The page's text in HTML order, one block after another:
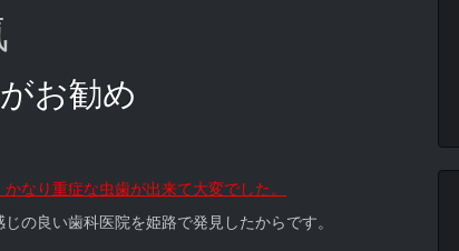
お勧め
なり重症な虫歯が出来て大変でした。
の良い歯科医院を姫路で発見したからです。